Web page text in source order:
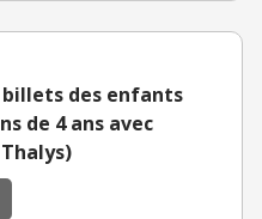
billets des enfants
de 4 ans avec